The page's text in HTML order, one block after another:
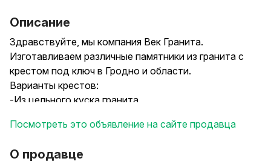
Описание
Здравствуйте, мы компания Век Гранита.
Изготавливаем различные памятники из гранита с
крестом под ключ в Гродно и области.
Варианты крестов:
-Из цельного куска гранита
-Отдельностоящие
-Кованые из бронзы и другие варианты.
Посмотреть это объявление на сайте продавца
О продавце